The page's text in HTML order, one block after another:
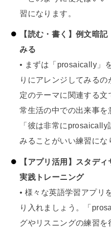
習になります。
【読む・書く】例文暗
みる
• まずは「prosaically」
りにアレンジしてみる
定のテーマに関連する文
常生活の中での出来事を
「彼は非常に
みることがいい練習にな
【アプリ活用】スタデ
実践トレーニング
• 様々な英語学習アプリ
り入れましょう。「
グやリスニングの練習